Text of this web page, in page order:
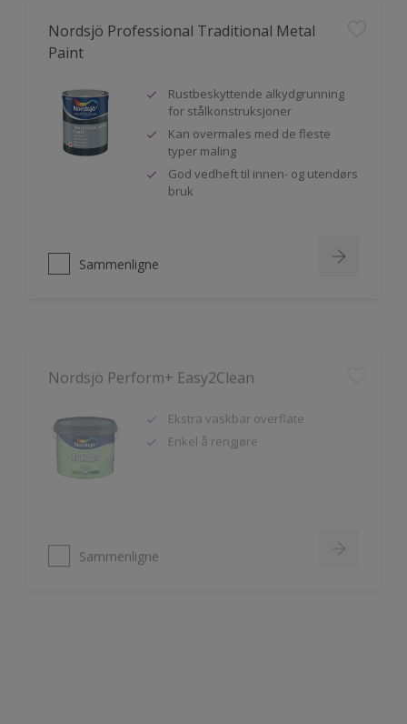
Paint
for stålkonstruksjoner
Kan overmales med de fleste
typer maling
God vedheft til innen- og utendørs
bruk
Ekstra vaskbar overflate